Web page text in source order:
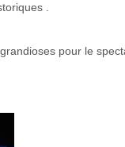
.
pour le